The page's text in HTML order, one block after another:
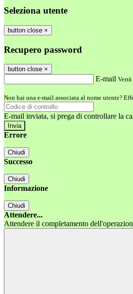
Seleziona utente
button close ×
Recupero password
button close ×
E-mail
Non hai una e-mail associata al nome utente?
E-mail inviata, si prega di controllare la
Errore
Chiudi
Successo
Chiudi
Informazione
Chiudi
Attendere...
Attendere il completamento